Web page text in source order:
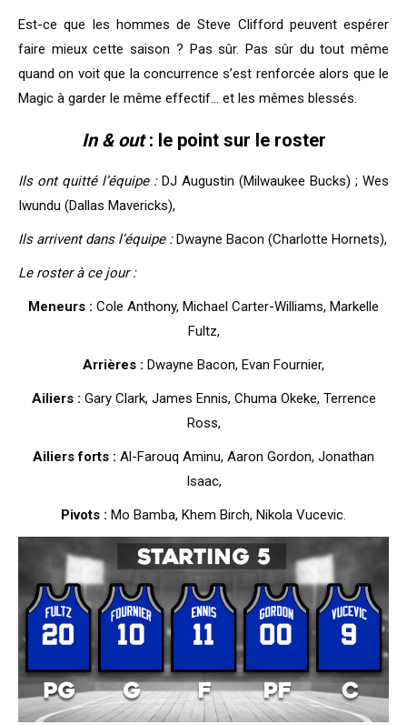
Est-ce que les hommes de Steve Clifford peuvent espérer
faire mieux cette saison ? Pas sûr. Pas sûr du tout même
quand on voit que la concurrence s’est renforcée alors que le
Magic à garder le même effectif… et les mêmes blessés.
In & out: le point sur le roster
Ils ont quitté l’équipe :DJ Augustin (Milwaukee Bucks) ; Wes
Iwundu (Dallas Mavericks),
Ils arrivent dans l’équipe :Dwayne Bacon (Charlotte Hornets),
Le roster à ce jour :
Meneurs : Cole Anthony, Michael Carter-Williams, Markelle
Fultz,
Arrières : Dwayne Bacon, Evan Fournier,
Ailiers : Gary Clark, James Ennis, Chuma Okeke, Terrence
Ross,
Ailiers forts : Al-Farouq Aminu, Aaron Gordon, Jonathan
Isaac,
Pivots : Mo Bamba, Khem Birch, Nikola Vucevic.